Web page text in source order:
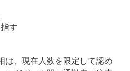
す
は、現在人数を限定して認め